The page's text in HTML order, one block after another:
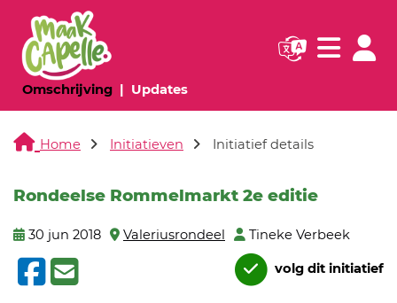
Omschrijving(huidige pagina)
Updates(huidige pagina)
Navigatie
Home Initiatieven Initiatief details
Rondeelse Rommelmarkt 2e editie
30 jun 2018 Valeriusrondeel Tineke Verbeek
volg dit initiatief